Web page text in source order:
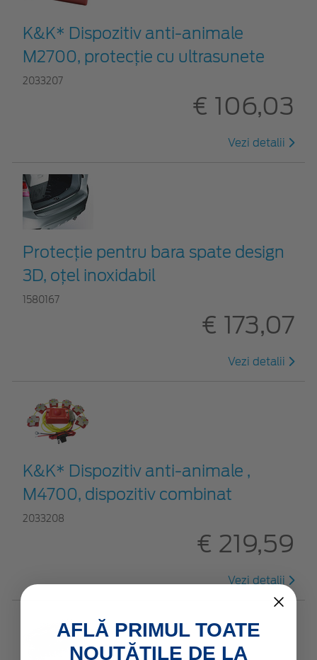
K&K* Dispozitiv anti-animale
M2700, protecție cu ultrasunete
2033207
€ 106,03
Vezi detalii
Protecţie pentru bara spate design
3D, oţel inoxidabil
1580167
€ 173,07
Vezi detalii
K&K* Dispozitiv anti-animale ,
M4700, dispozitiv combinat
2033208
€ 219,59
Vezi detalii
AFLĂ PRIMUL TOATE
NOUTĂȚILE DE LA